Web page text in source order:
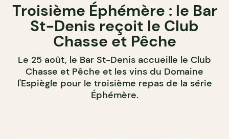
Troisième Éphémère : le Bar
St-Denis reçoit le Club
Chasse et Pêche
Le 25 août, le Bar St-Denis accueille le Club
Chasse et Pêche et les vins du Domaine
l'Espiègle pour le troisième repas de la série
Éphémère.